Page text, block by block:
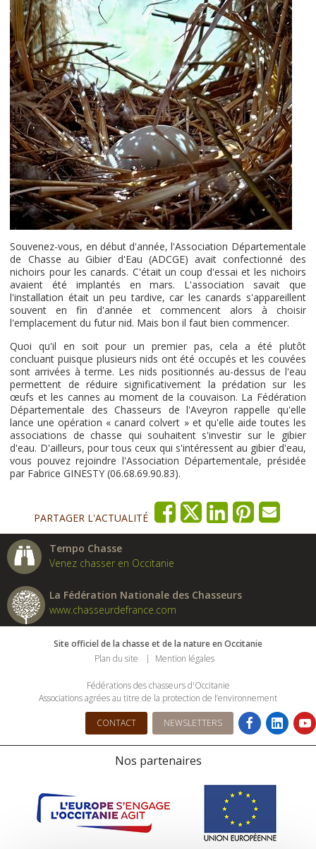
Souvenez-vous, en début d'année, l'Association Départementale
de Chasse au Gibier d'Eau (ADCGE) avait confectionné des
nichoirs pour les canards. C'était un coup d'essai et les nichoirs
avaient été implantés en mars. L'association savait que
l'installation était un peu tardive, car les canards s'appareillent
souvent en fin d'année et commencent alors à choisir
l'emplacement du futur nid. Mais bon il faut bien commencer.
Quoi qu'il en soit pour un premier pas, cela a été plutôt
concluant puisque plusieurs nids ont été occupés et les couvées
sont arrivées à terme. Les nids positionnés au-dessus de l'eau
permettent de réduire significativement la prédation sur les
œufs et les cannes au moment de la couvaison. La Fédération
Départementale des Chasseurs de l'Aveyron rappelle qu'elle
lance une opération « canard colvert » et qu'elle aide toutes les
associations de chasse qui souhaitent s'investir sur le gibier
d'eau. D'ailleurs, pour tous ceux qui s'intéressent au gibier d'eau,
vous pouvez rejoindre l'Association Départementale, présidée
par Fabrice GINESTY (06.68.69.90.83).
PARTAGER L'ACTUALITÉ
Tempo Chasse
Venez chasser en Occitanie
La Fédération Nationale des Chasseurs
www.chasseurdefrance.com
Site officiel de la chasse et de la nature en Occitanie
Plan du site
Mention légales
Fédérations des chasseurs d'Occitanie
Associations agrées au titre de la protection de l’environnement
CONTACT NEWSLETTERS
Nos partenaires